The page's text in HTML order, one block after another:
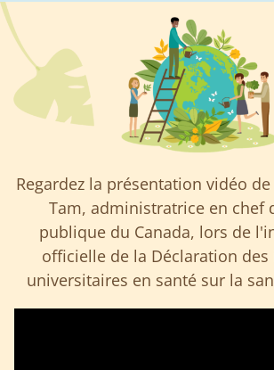
Regardez la présentation vidéo
Tam, administratrice en chef
publique du Canada, lors de
officielle de la Déclaration
universitaires en santé sur la